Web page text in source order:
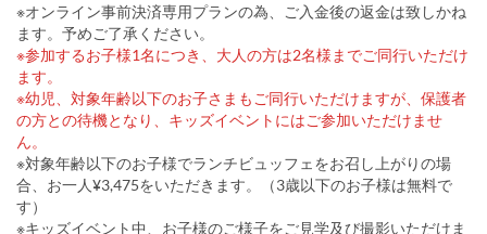
※オンライン事前決済専用プランの為、ご入金後の返金は致しかね
ます。予めご了承ください。
※参加するお子様1名につき、大人の方は2名様までご同行いただけ
ます。
※幼児、対象年齢以下のお子さまもご同行いただけますが、保護者
の方との待機となり、キッズイベントにはご参加いただけませ
ん。
※対象年齢以下のお子様でランチビュッフェをお召し上がりの場
合、お一人¥3,475をいただきます。（3歳以下のお子様は無料で
す）
※キッズイベント中、お子様のご様子をご見学及び撮影いただけま